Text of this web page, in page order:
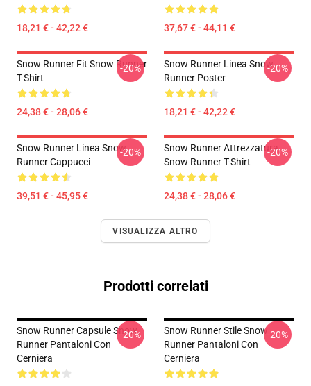
18,21 € - 42,22 € 37,67 € - 44,11 €
Snow Runner Fit Snow Runner
T-Shirt
24,38 € - 28,06 €
-20%
Snow Runner Linea Snow
Runner Poster
18,21 € - 42,22 €
-20%
Snow Runner Linea Snow
Runner Cappucci
39,51 € - 45,95 €
-20%
Snow Runner Attrezzatura
Snow Runner T-Shirt
24,38 € - 28,06 €
-20%
VISUALIZZA ALTRO
Prodotti correlati
Snow Runner Capsule Snow
Runner Pantaloni Con
Cerniera
-20%
Snow Runner Stile Snow
Runner Pantaloni Con
Cerniera
-20%